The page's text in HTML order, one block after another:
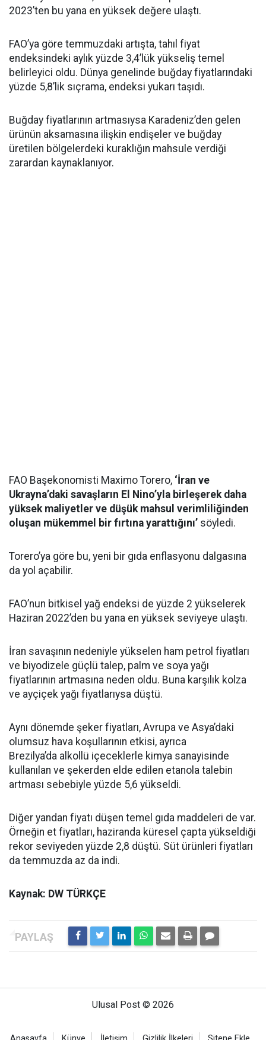
2023’ten bu yana en yüksek değere ulaştı.
FAO’ya göre temmuzdaki artışta, tahıl fiyat
endeksindeki aylık yüzde 3,4’lük yükseliş temel
belirleyici oldu. Dünya genelinde buğday fiyatlarındaki
yüzde 5,8’lik sıçrama, endeksi yukarı taşıdı.
Buğday fiyatlarının artmasıysa Karadeniz’den gelen
ürünün aksamasına ilişkin endişeler ve buğday
üretilen bölgelerdeki kuraklığın mahsule verdiği
zarardan kaynaklanıyor.
FAO Başekonomisti Maximo Torero, ‘İran ve
Ukrayna’daki savaşların El Nino’yla birleşerek daha
yüksek maliyetler ve düşük mahsul verimliliğinden
oluşan mükemmel bir fırtına yarattığını’ söyledi.
Torero’ya göre bu, yeni bir gıda enflasyonu dalgasına
da yol açabilir.
FAO’nun bitkisel yağ endeksi de yüzde 2 yükselerek
Haziran 2022’den bu yana en yüksek seviyeye ulaştı.
İran savaşının nedeniyle yükselen ham petrol fiyatları
ve biyodizele güçlü talep, palm ve soya yağı
fiyatlarının artmasına neden oldu. Buna karşılık kolza
ve ayçiçek yağı fiyatlarıysa düştü.
Aynı dönemde şeker fiyatları, Avrupa ve Asya’daki
olumsuz hava koşullarının etkisi, ayrıca
Brezilya’da alkollü içeceklerle kimya sanayisinde
kullanılan ve şekerden elde edilen etanola talebin
artması sebebiyle yüzde 5,6 yükseldi.
Diğer yandan fiyatı düşen temel gıda maddeleri de var.
Örneğin et fiyatları, haziranda küresel çapta yükseldiği
rekor seviyeden yüzde 2,8 düştü. Süt ürünleri fiyatları
da temmuzda az da indi.
Kaynak: DW TÜRKÇE
Ulusal Post © 2026